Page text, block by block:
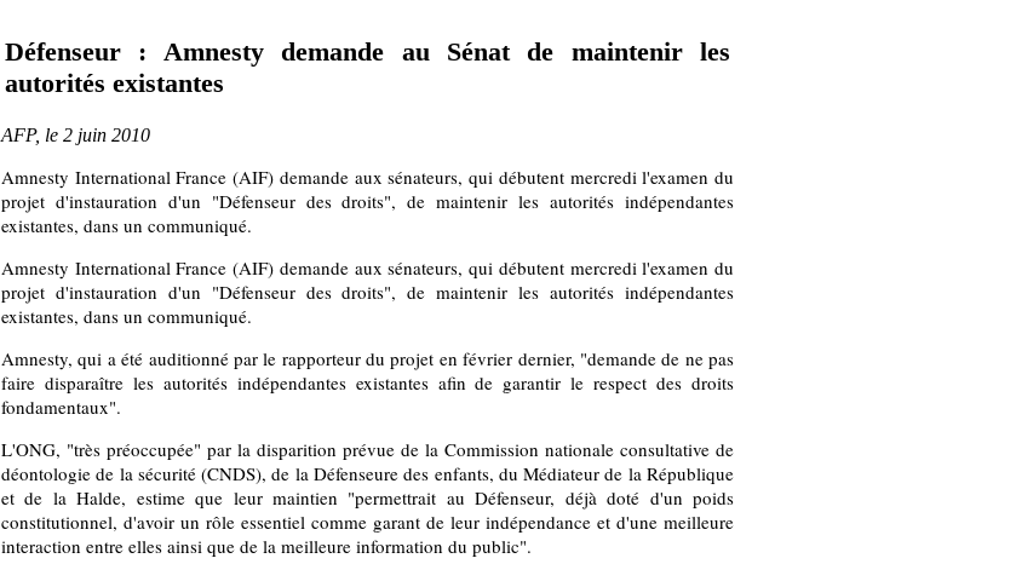
Défenseur : Amnesty demande au Sénat de maintenir les
autorités existantes
AFP, le 2 juin 2010
Amnesty International France (AIF) demande aux sénateurs, qui débutent mercredi l'examen du
projet d'instauration d'un "Défenseur des droits", de maintenir les autorités indépendantes
existantes, dans un communiqué.
Amnesty International France (AIF) demande aux sénateurs, qui débutent mercredi l'examen du
projet d'instauration d'un "Défenseur des droits", de maintenir les autorités indépendantes
existantes, dans un communiqué.
Amnesty, qui a été auditionné par le rapporteur du projet en février dernier, "demande de ne pas
faire disparaître les autorités indépendantes existantes afin de garantir le respect des droits
fondamentaux".
L'ONG, "très préoccupée" par la disparition prévue de la Commission nationale consultative de
déontologie de la sécurité (CNDS), de la Défenseure des enfants, du Médiateur de la République
et de la Halde, estime que leur maintien "permettrait au Défenseur, déjà doté d'un poids
constitutionnel, d'avoir un rôle essentiel comme garant de leur indépendance et d'une meilleure
interaction entre elles ainsi que de la meilleure information du public".